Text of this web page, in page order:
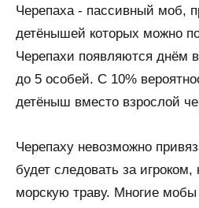
Черепаха - пассивный моб,
детёнышей которых можно
Черепахи появляются днём
до 5 особей. С 10%
детёныш вместо взрослой
Черепаху невозможно
будет следовать за
морскую траву. Многие